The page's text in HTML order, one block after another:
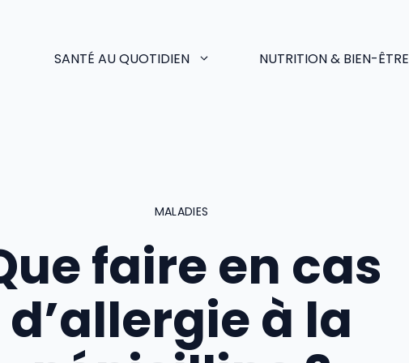
SANTÉ AU QUOTIDIEN NUTRITION & BIEN-ÊTRE
MALADIES
faire en cas
d’allergie à la